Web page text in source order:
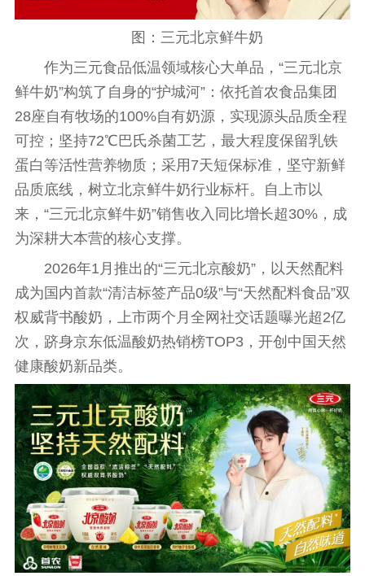
图：三元北京鲜牛奶
作为三元食品低温领域核心大单品，“三元北京
鲜牛奶”构筑了自身的“护城河”：依托首农食品集团
28座自有牧场的100%自有奶源，实现源头品质全程
可控；坚持72℃巴氏杀菌工艺，最大程度保留乳铁
蛋白等活性营养物质；采用7天短保标准，坚守新鲜
品质底线，树立北京鲜牛奶行业标杆。自上市以
来，“三元北京鲜牛奶”销售收入同比增长超30%，成
为深耕大本营的核心支撑。
2026年1月推出的“三元北京酸奶”，以天然配料
成为国内首款“清洁标签产品0级”与“天然配料食品”双
权威背书酸奶，上市两个月全网社交话题曝光超2亿
次，跻身京东低温酸奶热销榜TOP3，开创 中国 天然
健康酸奶新品类。